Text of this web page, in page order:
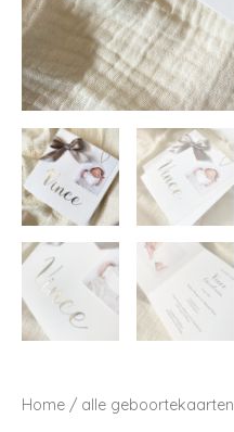
Home / alle geboortekaarten